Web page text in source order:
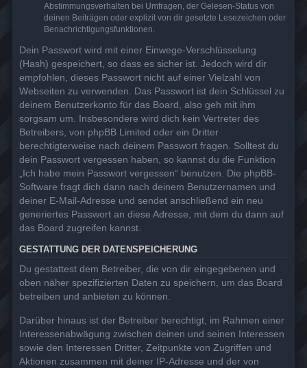
Abstimmungsverhalten bei Umfragen, der Gelesen-Status von
deinen Beiträgen oder explizit von dir gesetzte Lesezeichen oder
Benachrichtigungsfunktionen.
Dein Passwort wird mit einer Einwege-Verschlüsselung
(Hash) gespeichert, so dass es sicher ist. Jedoch wird dir
empfohlen, dieses Passwort nicht auf einer Vielzahl von
Webseiten zu verwenden. Das Passwort ist dein Schlüssel zu
deinem Benutzerkonto für das Board, also geh mit ihm
sorgsam um. Insbesondere wird dich kein Vertreter des
Betreibers, von phpBB Limited oder ein Dritter
berechtigterweise nach deinem Passwort fragen. Solltest du
dein Passwort vergessen haben, so kannst du die Funktion
„Ich habe mein Passwort vergessen“ benutzen. Die phpBB-
Software fragt dich dann nach deinem Benutzernamen und
deiner E-Mail-Adresse und sendet anschließend ein neu
generiertes Passwort an diese Adresse, mit dem du dann auf
das Board zugreifen kannst.
GESTATTUNG DER DATENSPEICHERUNG
Du gestattest dem Betreiber, die von dir eingegebenen und
oben näher spezifizierten Daten zu speichern, um das Board
betreiben und anbieten zu können.
Darüber hinaus ist der Betreiber berechtigt, im Rahmen einer
Interessenabwägung zwischen deinen und seinen Interessen
sowie den Interessen Dritter, Zeitpunkte von Zugriffen und
Aktionen zusammen mit deiner IP-Adresse und der von